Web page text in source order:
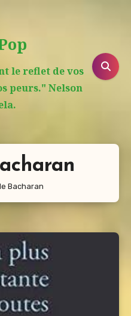
le reflet de vos
peurs." Nelson
Bacharan